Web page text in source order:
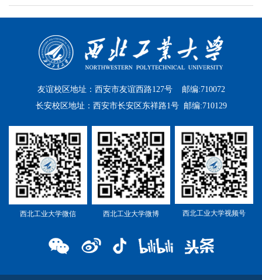
友谊校区地址：西安市友谊西路127号 邮编:710072
长安校区地址：西安市长安区东祥路1号 邮编:710129
西北工业大学微信 西北工业大学微博 西北工业大学视频号